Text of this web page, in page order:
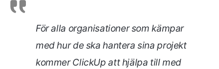
För alla organisationer som kämpar
med hur de ska hantera sina projekt
kommer ClickUp att hjälpa till med